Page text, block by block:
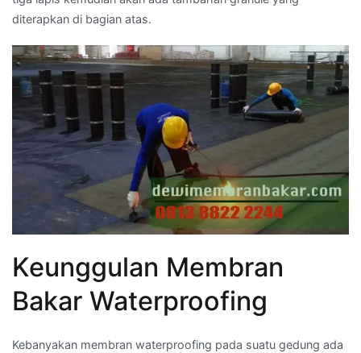
diterapkan di bagian atas.
Keunggulan Membran
Bakar Waterproofing
Kebanyakan membran waterproofing pada suatu gedung ada